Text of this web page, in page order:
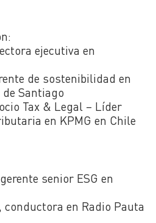
ejecutiva en
de sostenibilidad en
Santiago
Tax & Legal – Líder
en KPMG en Chile
senior ESG en
en Radio Pauta